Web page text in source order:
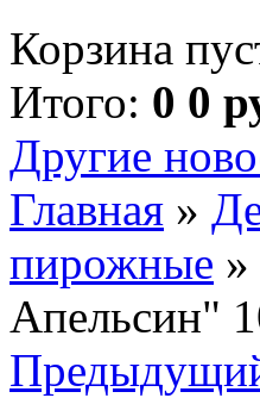
Корзина
Итого: 0 0
Другие
Главная »
пирожные »
Апельсин"